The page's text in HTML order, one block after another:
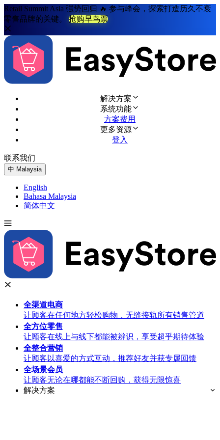
Retail Summit Asia 强势回归 🔥 参与峰会，探索打造历久不衰
零售品牌的关键。
抢购早鸟票
解决方案
系统功能
方案费用
更多资源
登入
联系我们
中 Malaysia
English
Bahasa Malaysia
简体中文
全渠道电商
让顾客在任何地方轻松购物，无缝接轨所有销售管道
全方位零售
让顾客在线上与线下都能被辨识，享受超乎期待体验
全整合营销
让顾客以喜爱的方式互动，推荐好友并获专属回馈
全场景会员
让顾客无论在哪都能不断回购，获得无限惊喜
解决方案